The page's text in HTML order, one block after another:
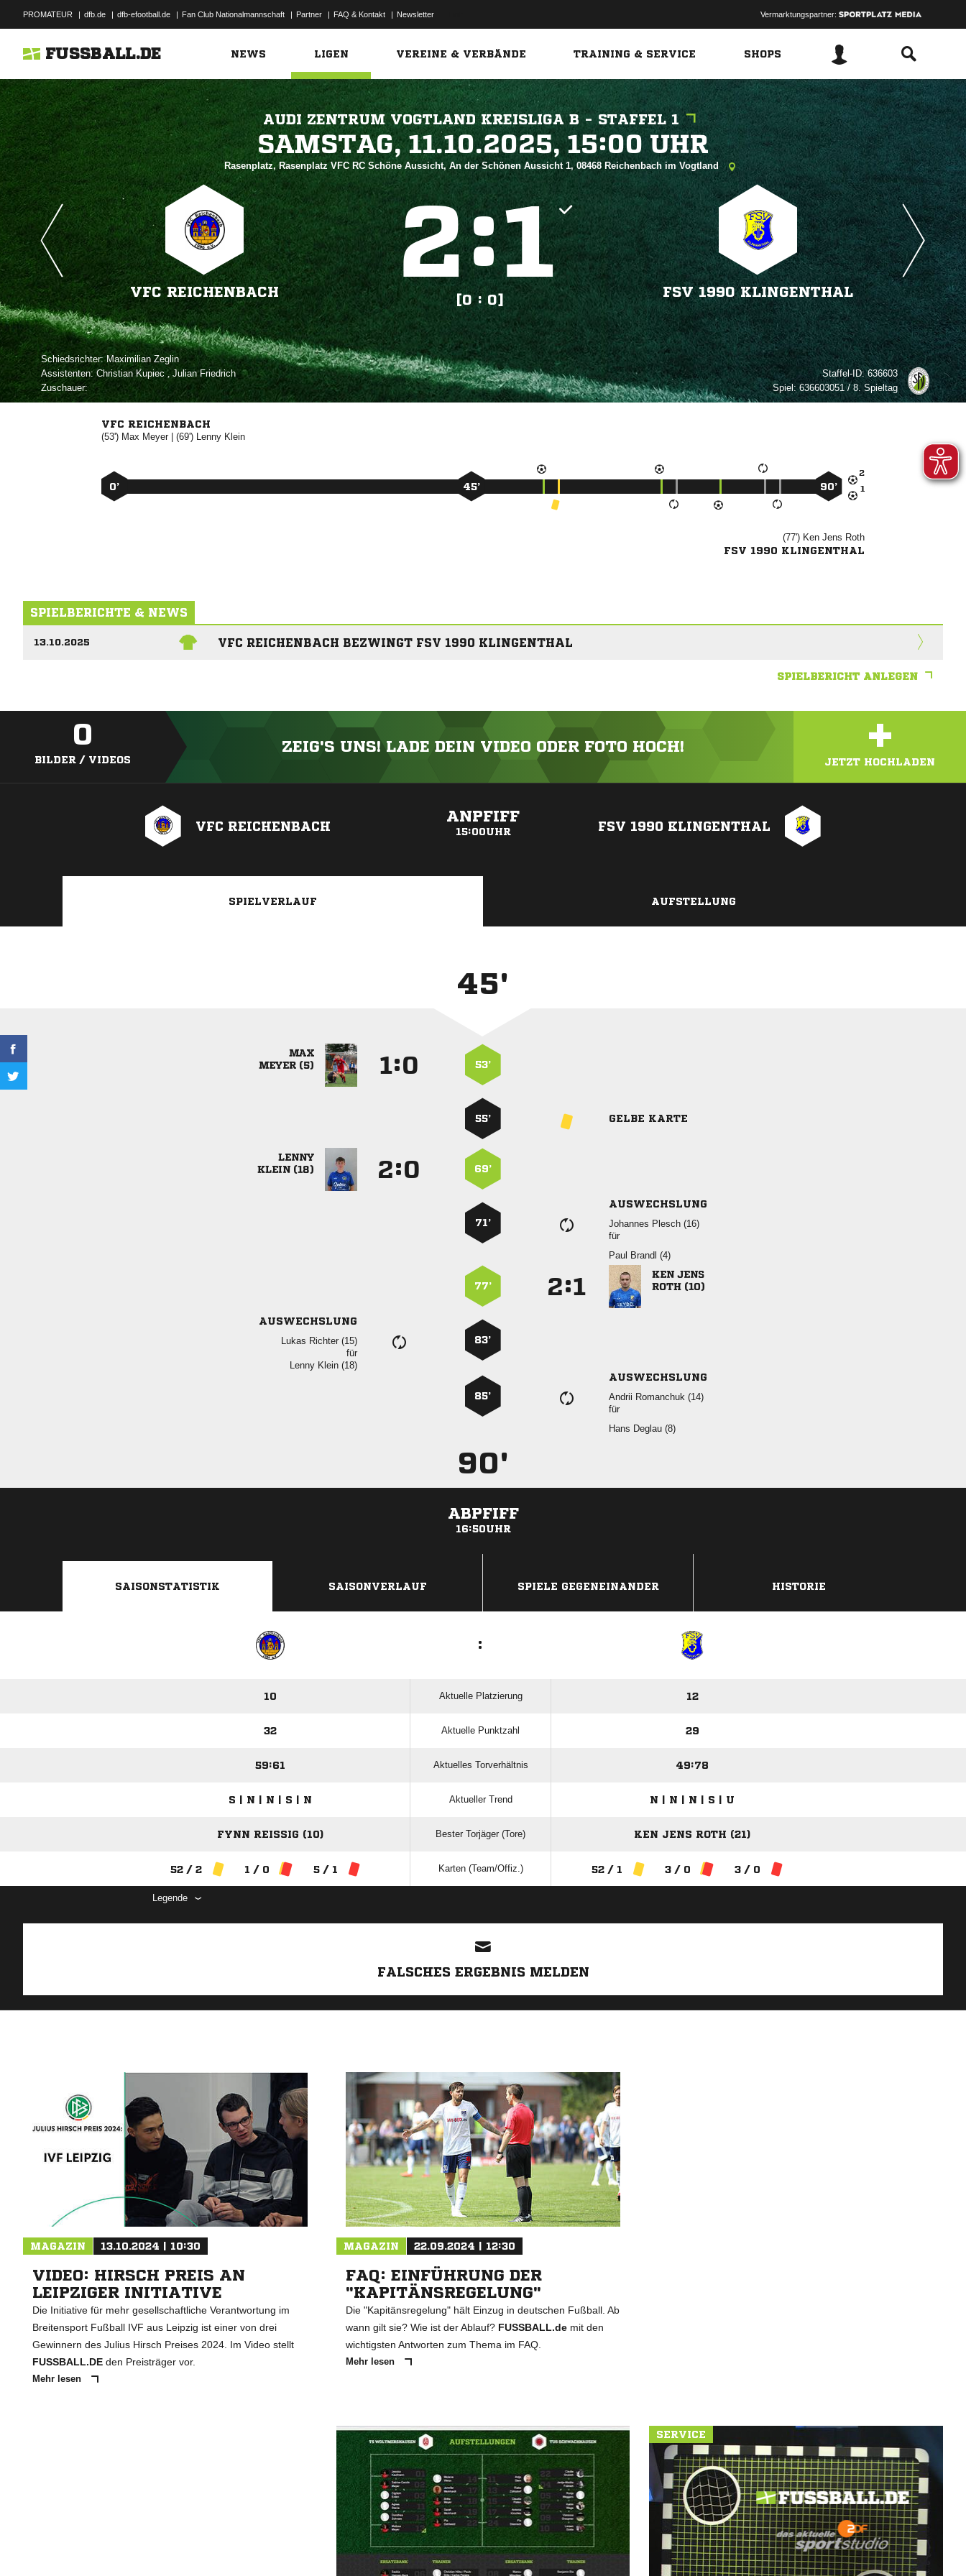
PROMATEUR | dfb.de | dfb-efootball.de | Fan Club Nationalmannschaft | Partner | FAQ & Kontakt | Newsletter Vermarktungspartner:
FUSSBALL.DE NEWS LIGEN VEREINE & VERBÄNDE TRAINING & SERVICE SHOPS
AUDI ZENTRUM VOGTLAND KREISLIGA B - STAFFEL 1
   
Rasenplatz, Rasenplatz VFC RC Schöne Aussicht, An der Schönen Aussicht 1, 08468 Reichenbach im Vogtland
VFC REICHENBACH
:
[0 : 0]
FSV 1990 KLINGENTHAL
Schiedsrichter:  
Assistenten:   ,  
Zuschauer:
Staffel-ID:636603
Spiel:636603051 / 8. Spieltag
VFC REICHENBACH
(53')  | (69') 


0’ 45’ 90’
(77')   
FSV 1990 KLINGENTHAL
SPIELBERICHTE & NEWS
13.10.2025 VFC REICHENBACH BEZWINGT FSV 1990 KLINGENTHAL
SPIELBERICHT ANLEGEN
0
BILDER / VIDEOS
ZEIG'S UNS! LADE DEIN VIDEO ODER FOTO HOCH! +
JETZT HOCHLADEN
VFC REICHENBACH
ANPFIFF
15:00UHR FSV 1990 KLINGENTHAL
SPIELVERLAUF AUFSTELLUNG
45'

 
: 53’
55’ GELBE KARTE

 
: 69’
71’
AUSWECHSLUNG
  
für
  
77’ :
 
 
AUSWECHSLUNG
  
für
  
83’
85’
AUSWECHSLUNG
  
für
  
90'
ABPFIFF
16:50UHR
SAISONSTATISTIK SAISONVERLAUF SPIELE GEGENEINANDER HISTORIE
:
10 Aktuelle Platzierung 12
32 Aktuelle Punktzahl 29
59:61 Aktuelles Torverhältnis 49:78
S | N | N | S | N Aktueller Trend N | N | N | S | U
FYNN REISSIG (10) Bester Torjäger (Tore) KEN JENS ROTH (21)
52 / 2 1 / 0 5 / 1 Karten (Team/Offiz.) 52 / 1 3 / 0 3 / 0
Legende
FALSCHES ERGEBNIS MELDEN
MAGAZIN 13.10.2024 | 10:30
VIDEO: HIRSCH PREIS AN
LEIPZIGER INITIATIVE
Die Initiative für mehr gesellschaftliche Verantwortung im
Breitensport Fußball IVF aus Leipzig ist einer von drei
Gewinnern des Julius Hirsch Preises 2024. Im Video stellt
FUSSBALL.DE den Preisträger vor.
Mehr lesen
MAGAZIN 22.09.2024 | 12:30
FAQ: EINFÜHRUNG DER
"KAPITÄNSREGELUNG"
Die "Kapitänsregelung" hält Einzug in deutschen Fußball. Ab
wann gilt sie? Wie ist der Ablauf? FUSSBALL.demit den
wichtigsten Antworten zum Thema im FAQ.
Mehr lesen
SERVICE